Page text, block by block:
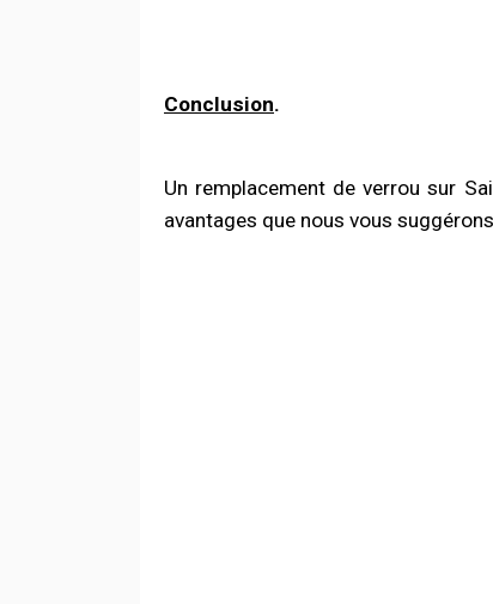
Conclusion.
Un remplacement de verrou sur
avantages que nous vous